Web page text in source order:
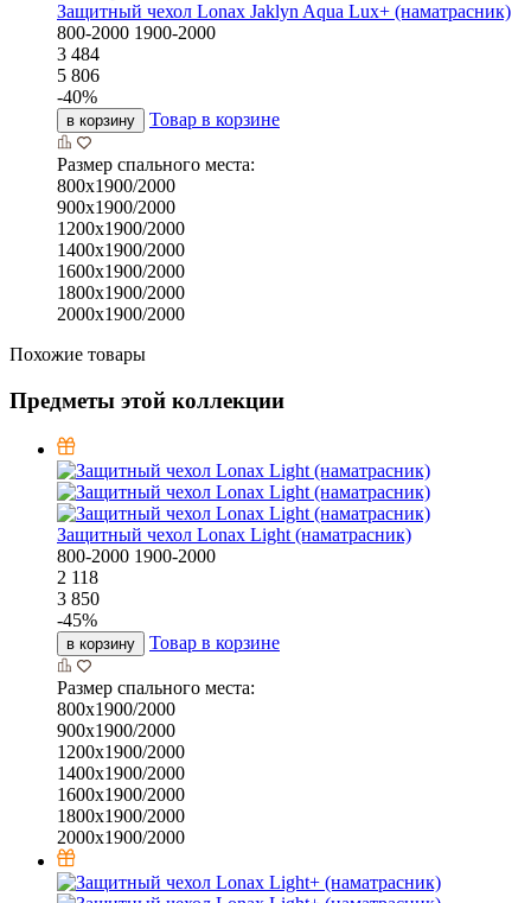
Защитный чехол Lonax Jaklyn Aqua Lux+ (наматрасник)
800-2000 1900-2000
3 484
5 806
-40%
в корзину Товар в корзине
Размер спального места:
800х1900/2000
900х1900/2000
1200х1900/2000
1400х1900/2000
1600х1900/2000
1800х1900/2000
2000х1900/2000
Похожие товары
Предметы этой коллекции
Защитный чехол Lonax Light (наматрасник)
800-2000 1900-2000
2 118
3 850
-45%
в корзину Товар в корзине
Размер спального места:
800х1900/2000
900х1900/2000
1200х1900/2000
1400х1900/2000
1600х1900/2000
1800х1900/2000
2000х1900/2000